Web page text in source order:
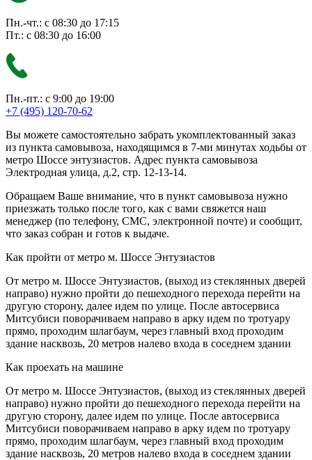
Пн.-чт.: с 08:30 до 17:15
Пт.: с 08:30 до 16:00
Пн.-пт.: с 9:00 до 19:00
+7 (495) 120-70-62
Вы можете самостоятельно забрать укомплектованный заказ
из пункта самовывоза, находящимся в 7-ми минутах ходьбы от
метро Шоссе энтузиастов. Адрес пункта самовывоза
Электродная улица, д.2, стр. 12-13-14.
Обращаем Ваше внимание, что в пункт самовывоза нужно
приезжать только после того, как с вами свяжется наш
менеджер (по телефону, СМС, электронной почте) и сообщит,
что заказ собран и готов к выдаче.
Как пройти от метро м. Шоссе Энтузиастов
От метро м. Шоссе Энтузиастов, (выход из стеклянных дверей
направо) нужно пройти до пешеходного перехода перейти на
другую сторону, далее идем по улице. После автосервиса
Митсубиси поворачиваем направо в арку идем по тротуару
прямо, проходим шлагбаум, через главный вход проходим
здание насквозь, 20 метров налево входа в соседнем здании
Как проехать на машине
От метро м. Шоссе Энтузиастов, (выход из стеклянных дверей
направо) нужно пройти до пешеходного перехода перейти на
другую сторону, далее идем по улице. После автосервиса
Митсубиси поворачиваем направо в арку идем по тротуару
прямо, проходим шлагбаум, через главный вход проходим
здание насквозь, 20 метров налево входа в соседнем здании